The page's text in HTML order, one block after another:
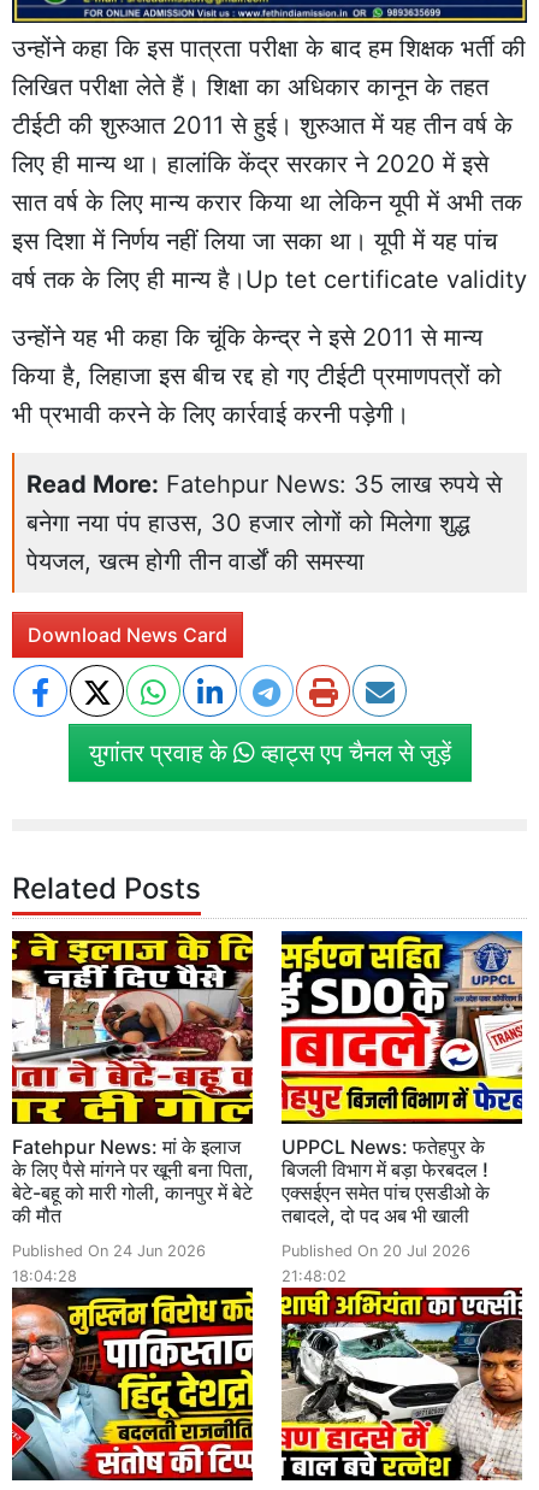
उन्होंने कहा कि इस पात्रता परीक्षा के बाद हम शिक्षक भर्ती की
लिखित परीक्षा लेते हैं। शिक्षा का अधिकार कानून के तहत
टीईटी की शुरुआत 2011 से हुई। शुरुआत में यह तीन वर्ष के
लिए ही मान्य था। हालांकि केंद्र सरकार ने 2020 में इसे
सात वर्ष के लिए मान्य करार किया था लेकिन यूपी में अभी तक
इस दिशा में निर्णय नहीं लिया जा सका था। यूपी में यह पांच
वर्ष तक के लिए ही मान्य है।Up tet certificate validity
उन्होंने यह भी कहा कि चूंकि केन्द्र ने इसे 2011 से मान्य
किया है, लिहाजा इस बीच रद्द हो गए टीईटी प्रमाणपत्रों को
भी प्रभावी करने के लिए कार्रवाई करनी पड़ेगी।
Read More: Fatehpur News: 35 लाख रुपये से
बनेगा नया पंप हाउस, 30 हजार लोगों को मिलेगा शुद्ध
पेयजल, खत्म होगी तीन वार्डों की समस्या
Download News Card
युगांतर प्रवाह के व्हाट्स एप चैनल से जुड़ें
Related Posts
Fatehpur News: मां के इलाज
के लिए पैसे मांगने पर खूनी बना पिता,
बेटे-बहू को मारी गोली, कानपुर में बेटे
की मौत
Published On 24 Jun 2026
18:04:28
UPPCL News: फतेहपुर के
बिजली विभाग में बड़ा फेरबदल !
एक्सईएन समेत पांच एसडीओ के
तबादले, दो पद अब भी खाली
Published On 20 Jul 2026
21:48:02